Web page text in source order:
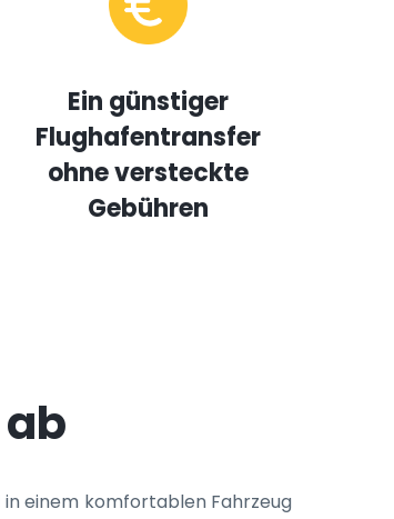
Ein günstiger
Flughafentransfer
ohne versteckte
Gebühren
in einem komfortablen Fahrzeug